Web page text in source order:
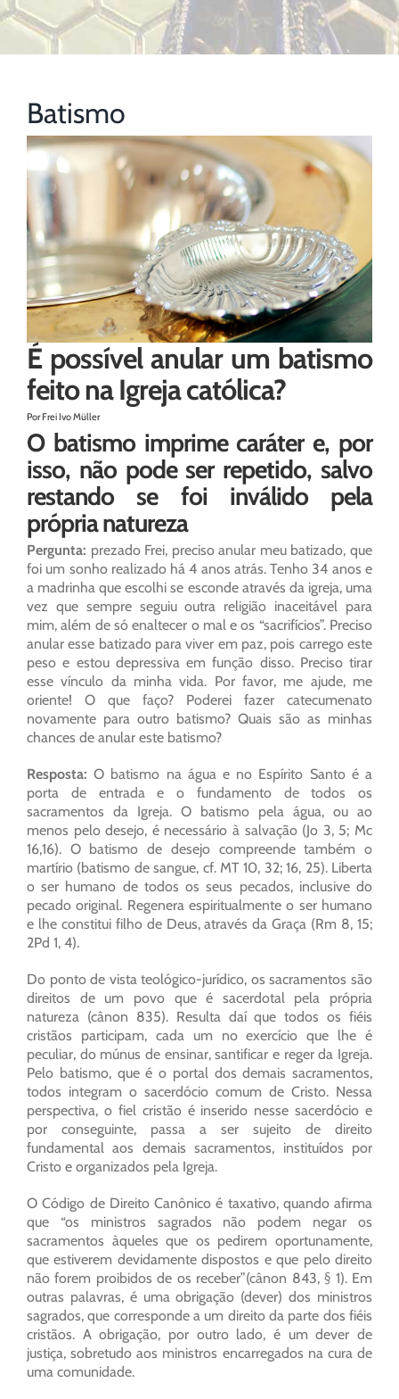
Batismo
É possível anular um batismo
feito na Igreja católica?
Por Frei Ivo Müller
O batismo imprime caráter e, por
isso, não pode ser repetido, salvo
restando se foi inválido pela
própria natureza
Pergunta: prezado Frei, preciso anular meu batizado, que
foi um sonho realizado há 4 anos atrás. Tenho 34 anos e
a madrinha que escolhi se esconde através da igreja, uma
vez que sempre seguiu outra religião inaceitável para
mim, além de só enaltecer o mal e os “sacrifícios”. Preciso
anular esse batizado para viver em paz, pois carrego este
peso e estou depressiva em função disso. Preciso tirar
esse vínculo da minha vida. Por favor, me ajude, me
oriente! O que faço? Poderei fazer catecumenato
novamente para outro batismo? Quais são as minhas
chances de anular este batismo?
Resposta: O batismo na água e no Espírito Santo é a
porta de entrada e o fundamento de todos os
sacramentos da Igreja. O batismo pela água, ou ao
menos pelo desejo, é necessário à salvação (Jo 3, 5; Mc
16,16). O batismo de desejo compreende também o
martírio (batismo de sangue, cf. MT 10, 32; 16, 25). Liberta
o ser humano de todos os seus pecados, inclusive do
pecado original. Regenera espiritualmente o ser humano
e lhe constitui filho de Deus, através da Graça (Rm 8, 15;
2Pd 1, 4).
Do ponto de vista teológico-jurídico, os sacramentos são
direitos de um povo que é sacerdotal pela própria
natureza (cânon 835). Resulta daí que todos os fiéis
cristãos participam, cada um no exercício que lhe é
peculiar, do múnus de ensinar, santificar e reger da Igreja.
Pelo batismo, que é o portal dos demais sacramentos,
todos integram o sacerdócio comum de Cristo. Nessa
perspectiva, o fiel cristão é inserido nesse sacerdócio e
por conseguinte, passa a ser sujeito de direito
fundamental aos demais sacramentos, instituídos por
Cristo e organizados pela Igreja.
O Código de Direito Canônico é taxativo, quando afirma
que “os ministros sagrados não podem negar os
sacramentos àqueles que os pedirem oportunamente,
que estiverem devidamente dispostos e que pelo direito
não forem proibidos de os receber”(cânon 843, § 1). Em
outras palavras, é uma obrigação (dever) dos ministros
sagrados, que corresponde a um direito da parte dos fiéis
cristãos. A obrigação, por outro lado, é um dever de
justiça, sobretudo aos ministros encarregados na cura de
uma comunidade.